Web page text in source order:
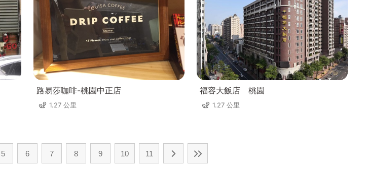
路易莎咖啡-桃園中正店
1.27 公里
福容大飯店 桃園
1.27 公里
5 6 7 8 9 10 11